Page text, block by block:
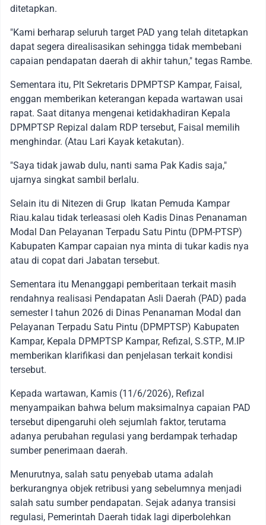
ditetapkan.
"Kami berharap seluruh target PAD yang telah ditetapkan
dapat segera direalisasikan sehingga tidak membebani
capaian pendapatan daerah di akhir tahun," tegas Rambe.
Sementara itu, Plt Sekretaris DPMPTSP Kampar, Faisal,
enggan memberikan keterangan kepada wartawan usai
rapat. Saat ditanya mengenai ketidakhadiran Kepala
DPMPTSP Repizal dalam RDP tersebut, Faisal memilih
menghindar. (Atau Lari Kayak ketakutan).
"Saya tidak jawab dulu, nanti sama Pak Kadis saja,"
ujarnya singkat sambil berlalu.
Selain itu di Nitezen di Grup Ikatan Pemuda Kampar
Riau.kalau tidak terleasasi oleh Kadis Dinas Penanaman
Modal Dan Pelayanan Terpadu Satu Pintu (DPM-PTSP)
Kabupaten Kampar capaian nya minta di tukar kadis nya
atau di copat dari Jabatan tersebut.
Sementara itu Menanggapi pemberitaan terkait masih
rendahnya realisasi Pendapatan Asli Daerah (PAD) pada
semester I tahun 2026 di Dinas Penanaman Modal dan
Pelayanan Terpadu Satu Pintu (DPMPTSP) Kabupaten
Kampar, Kepala DPMPTSP Kampar, Refizal, S.STP., M.IP
memberikan klarifikasi dan penjelasan terkait kondisi
tersebut.
Kepada wartawan, Kamis (11/6/2026), Refizal
menyampaikan bahwa belum maksimalnya capaian PAD
tersebut dipengaruhi oleh sejumlah faktor, terutama
adanya perubahan regulasi yang berdampak terhadap
sumber penerimaan daerah.
Menurutnya, salah satu penyebab utama adalah
berkurangnya objek retribusi yang sebelumnya menjadi
salah satu sumber pendapatan. Sejak adanya transisi
regulasi, Pemerintah Daerah tidak lagi diperbolehkan